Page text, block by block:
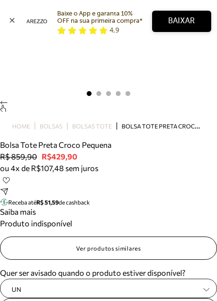
Bolsa
Tamanco
Tênis
Mule
Tire dúvidas sobre pedidos, devoluções e mais.
Meus pedidos
Acompanhe seus pedidos e solicite devoluções.
Baixe o App e garanta 10%
OFF na sua primeira compra*
4,9
BAIXAR
HOME BOLSAS BOLSAS TOTE B
OLSA TOTE PRETA CROCO PEQUENA
Bolsa Tote Preta Croco Pequena
R$ 859,90 R$429,90
ou 4x de R$107,48 sem juros
Receba atéR$ 51,59de cashback
Saiba mais
Produto indisponível
Ver produtos similares
Quer ser avisado quando o produto estiver disponível?
UN